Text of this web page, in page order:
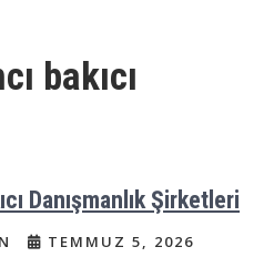
bakıcı
Danışmanlık Şirketleri
TEMMUZ 5, 2026